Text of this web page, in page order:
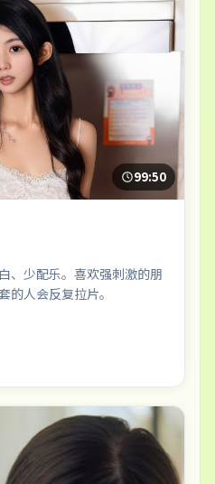
99:50
、少配乐。喜欢强刺激的朋
的人会反复拉片。